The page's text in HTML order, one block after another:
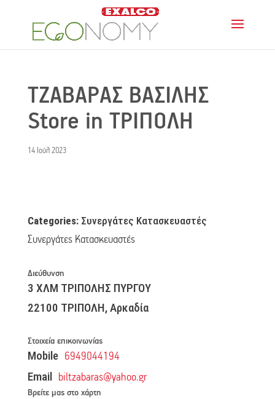
ΤΖΑΒΑΡΑΣ ΒΑΣΙΛΗΣ
Store in ΤΡΙΠΟΛΗ
14 Ιούλ 2023
Categories: Συνεργάτες Κατασκευαστές
Συνεργάτες Κατασκευαστές
Διεύθυνση
3 ΧΛΜ ΤΡΙΠΟΛΗΣ ΠΥΡΓΟΥ
22100 ΤΡΙΠΟΛΗ, Αρκαδία
Στοιχεία επικοινωνίας
Mobile 6949044194
Email biltzabaras@yahoo.gr
Βρείτε μας στο χάρτη